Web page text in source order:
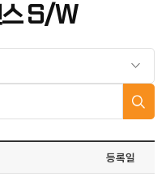
스 S/W
등록일